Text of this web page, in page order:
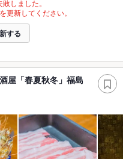
しました。
更新してください。
する
屋「春夏秋冬」福島